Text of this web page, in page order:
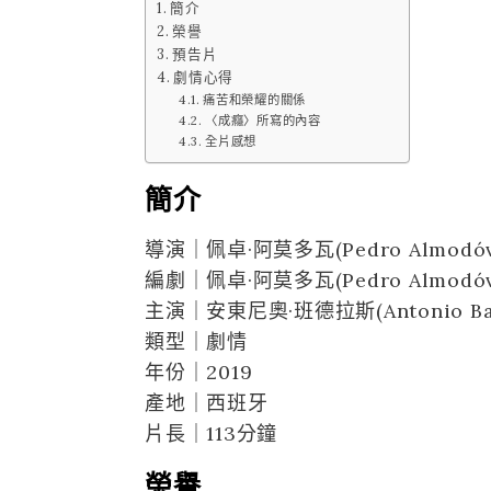
簡介
榮譽
預告片
劇情心得
痛苦和榮耀的關係
〈成癮〉所寫的內容
全片感想
簡介
導演｜佩卓·阿莫多瓦(Pedro
編劇｜佩卓·阿莫多瓦(Pedro
主演｜安東尼奧·班德拉斯(Antonio
類型｜劇情
年份｜2019
產地｜西班牙
片長｜113分鐘